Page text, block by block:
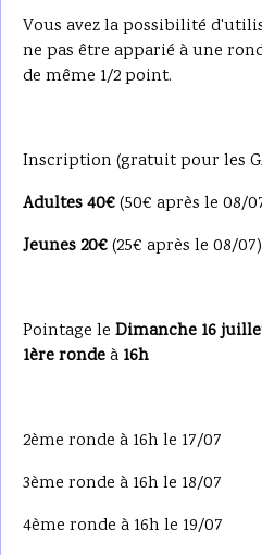
Vous avez la possibilité
ne pas être apparié à une
de même 1/2 point.
Inscription (gratuit pour les
Adultes 40€(50€ après le 08/
Jeunes 20€(25€ après le 08/07)
Pointage le Dimanche 16
1ère rondeà 16h
2ème ronde à 16h le 17/07
3ème ronde à 16h le 18/07
4ème ronde à 16h le 19/07